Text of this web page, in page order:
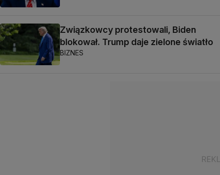
Związkowcy protestowali, Biden
blokował. Trump daje zielone światło
BIZNES